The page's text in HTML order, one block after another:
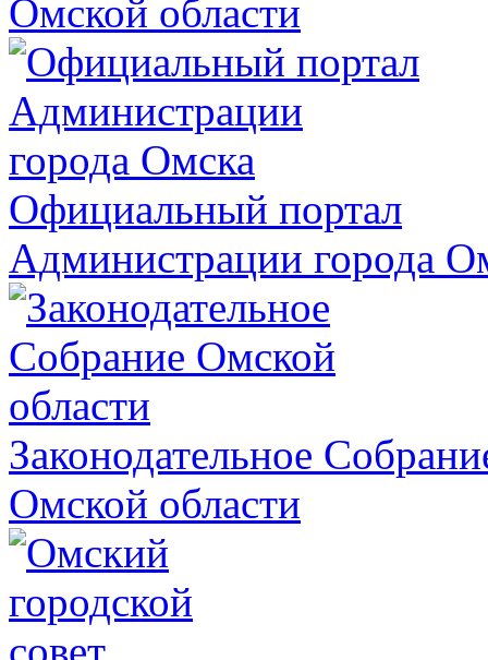
Омской области
Официальный портал
Администрации города
Законодательное
Омской области